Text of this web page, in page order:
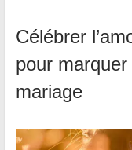
Célébrer
pour
mariage